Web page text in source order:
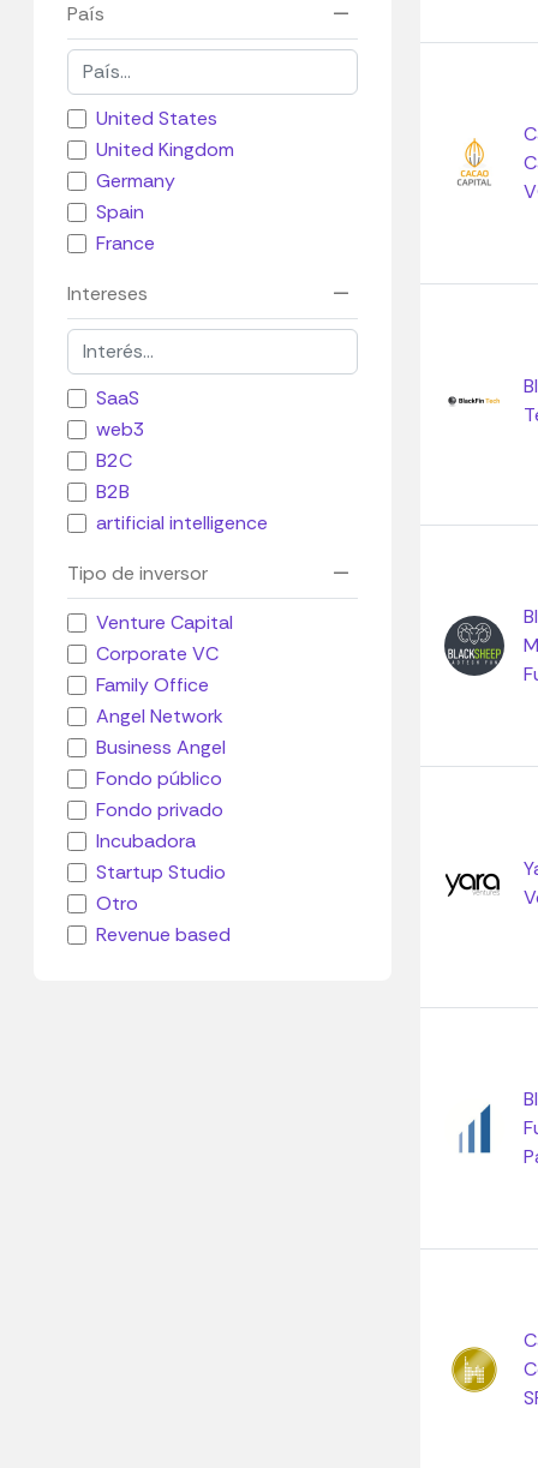
País
United States
United Kingdom
Germany
Spain
France
Intereses
SaaS
web3
B2C
B2B
artificial intelligence
Tipo de inversor
Venture Capital
Corporate VC
Family Office
Angel Network
Business Angel
Fondo público
Fondo privado
Incubadora
Startup Studio
Otro
Revenue based